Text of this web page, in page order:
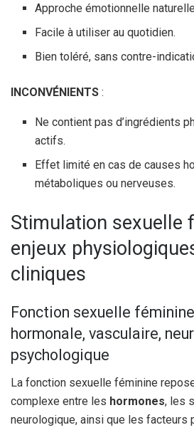
Approche émotionnelle
Facile à utiliser au quotidien.
Bien toléré, sans contre-
INCONVÉNIENTS :
Ne contient pas d’ingrédients
actifs.
Effet limité en cas de causes
métaboliques ou nerveuses.
Stimulation sexuelle
enjeux
cliniques
Fonction sexuelle
hormonale, vasculaire,
psychologique
La fonction sexuelle féminine
complexe entre les hormones, les
neurologique, ainsi que les facteurs